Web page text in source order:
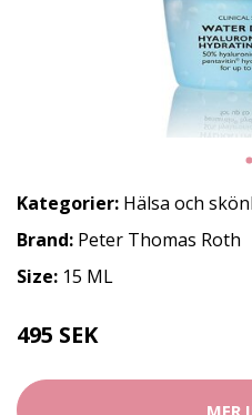
Kategorier: Hälsa och
Brand: Peter Thomas Roth
Size: 15 ML
495 SEK
MER